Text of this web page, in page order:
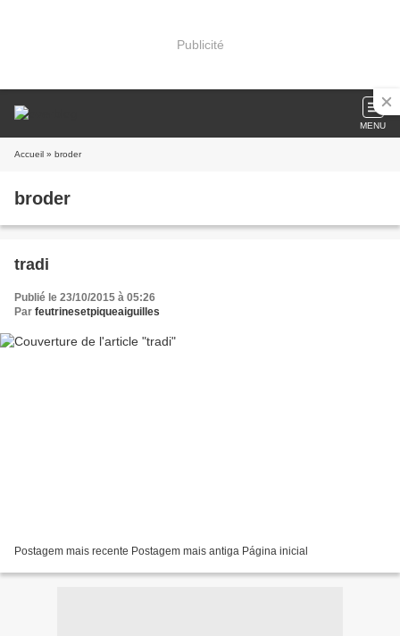
Publicité
MENU
Accueil » broder
broder
tradi
Publié le 23/10/2015 à 05:26
Par feutrinesetpiqueaiguilles
Postagem mais recente Postagem mais antiga Página inicial